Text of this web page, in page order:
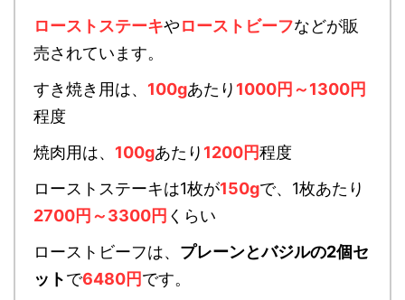
ローストステーキやローストビーフなどが販
売されています。
すき焼き用は、 100gあたり 1000円～1300円
程度
焼肉用は、 100gあたり 1200円程度
ローストステーキは1枚が150gで、1枚あたり
2700円～3300円 くらい
ローストビーフは、 プレーンとバジルの2個セ
ットで6480円です。